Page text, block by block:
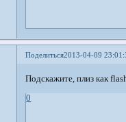
Поделиться2013-04-09
Подскажите, плиз как
0